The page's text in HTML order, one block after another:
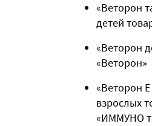
«Веторон
детей
«Веторон
«Веторон»
«Веторон
взрослых
«ИММУНО